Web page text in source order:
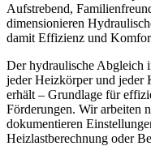
Aufstrebend,
dimensionieren
damit Effizienz und
Der hydraulische Abgleich
jeder Heizkörper und jeder
erhält – Grundlage für
Förderungen. Wir arbeiten
dokumentieren
Heizlastberechnung oder